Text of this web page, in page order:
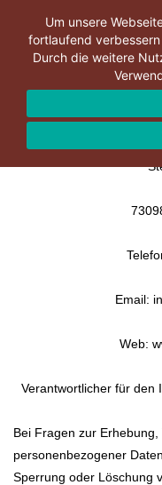
Email:
Web:
Verantwortlicher für den
Bei Fragen zur
personenbezogener
Sperrung oder Löschung
Um unsere
fortlaufend
Durch die weitere